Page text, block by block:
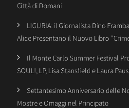
Città di Domani
LIGURIA: il Giornalista Dino
Alice Presentano il Nuovo Libro
Il Monte Carlo Summer Festival
SOUL!, LP, Lisa Stansfield e Laura
Settantesimo Anniversario delle
Mostre e Omaggi nel Principato